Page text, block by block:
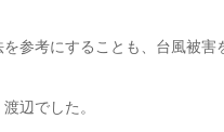
参考にすることも、台風被害
辺でした。